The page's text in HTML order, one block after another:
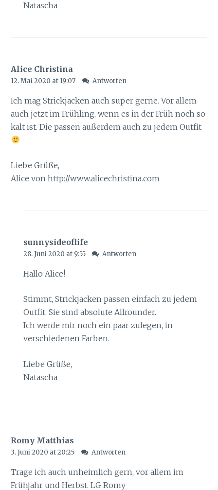
Natascha
Alice Christina
12. Mai 2020 at 19:07 Antworten
Ich mag Strickjacken auch super gerne. Vor allem
auch jetzt im Frühling, wenn es in der Früh noch so
kalt ist. Die passen außerdem auch zu jedem Outfit
Liebe Grüße,
Alice vonhttp://www.alicechristina.com
sunnysideoflife
28. Juni 2020 at 9:55 Antworten
Hallo Alice!
Stimmt, Strickjacken passen einfach zu jedem
Outfit. Sie sind absolute Allrounder.
Ich werde mir noch ein paar zulegen, in
verschiedenen Farben.
Liebe Grüße,
Natascha
Romy Matthias
3. Juni 2020 at 20:25 Antworten
Trage ich auch unheimlich gern, vor allem im
Frühjahr und Herbst. LG Romy